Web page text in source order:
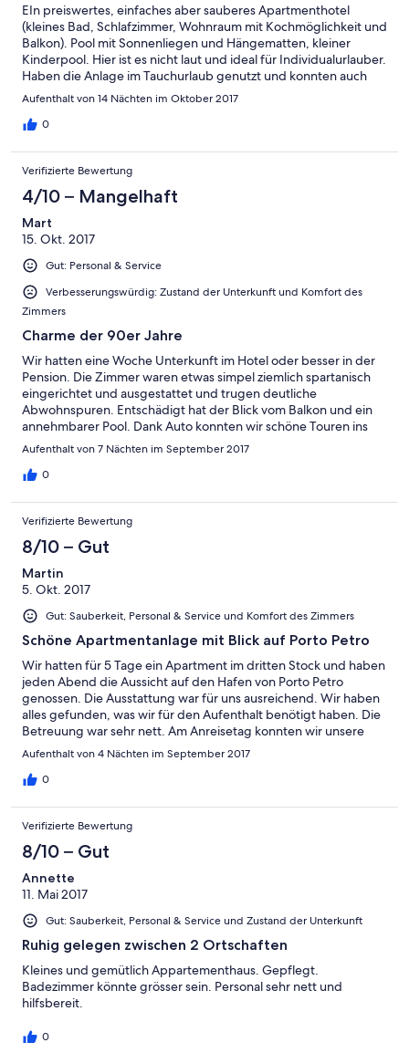
EIn preiswertes, einfaches aber sauberes Apartmenthotel
(kleines Bad, Schlafzimmer, Wohnraum mit Kochmöglichkeit und
Balkon). Pool mit Sonnenliegen und Hängematten, kleiner
Kinderpool. Hier ist es nicht laut und ideal für Individualurlauber.
Haben die Anlage im Tauchurlaub genutzt und konnten auch
nach den langen und ausgedehnten Tagen an der Tauchbasis
Autominuten vom Hotel entfernt) noch richtig am Pool oder auf
Porto Petro oder zum shoppen nach Cala D'Or ist per Pedes
möglich und auch für Kinder nicht zu weit. Wer gut zu Fuß ist,
ein Fahrrad oder Auto hat, kann auch wunderschöne Ausflüge in
die Mondrago oder in andere Städtchen in der Umgebung von
Santanyi machen. Supermärkte (Eroski, Spar, Edeka) sind in der
Nähe. Der nächste Lidl ist in Santanyi, Aldi in Campos.
Aufenthalt von 14 Nächten im Oktober 2017
0
Verifizierte Bewertung
4/10 – Mangelhaft
Mart
15. Okt. 2017
Gut: Personal & Service
Verbesserungswürdig: Zustand der Unterkunft und Komfort des
Zimmers
Charme der 90er Jahre
Wir hatten eine Woche Unterkunft im Hotel oder besser in der
Pension. Die Zimmer waren etwas simpel ziemlich spartanisch
eingerichtet und ausgestattet und trugen deutliche
Abwohnspuren. Entschädigt hat der Blick vom Balkon und ein
annehmbarer Pool. Dank Auto konnten wir schöne Touren ins
Land machen. Ohne Auto ist am dort aber eher fehl am Platze
wegen mangelnder Infrastruktur. Positiv hervorzugeben ist die
Freundlichkeit des Personals.
Aufenthalt von 7 Nächten im September 2017
0
Verifizierte Bewertung
8/10 – Gut
Martin
5. Okt. 2017
Gut: Sauberkeit, Personal & Service und Komfort des Zimmers
Schöne Apartmentanlage mit Blick auf Porto Petro
Wir hatten für 5 Tage ein Apartment im dritten Stock und haben
jeden Abend die Aussicht auf den Hafen von Porto Petro
genossen. Die Ausstattung war für uns ausreichend. Wir haben
alles gefunden, was wir für den Aufenthalt benötigt haben. Die
Betreuung war sehr nett. Am Anreisetag konnten wir unsere
Koffer schonmal unterstellen und bei der Abreise konnten wir
unsere Bordkarten ausdrucken. Bei einem weiteren Aufenthalt
auf Mallorca würden wir die Anlage wieder in die Auswahl
Aufenthalt von 4 Nächten im September 2017
0
Verifizierte Bewertung
8/10 – Gut
Annette
11. Mai 2017
Gut: Sauberkeit, Personal & Service und Zustand der Unterkunft
Ruhig gelegen zwischen 2 Ortschaften
Kleines und gemütlich Appartementhaus. Gepflegt.
Badezimmer könnte grösser sein. Personal sehr nett und
hilfsbereit.
0